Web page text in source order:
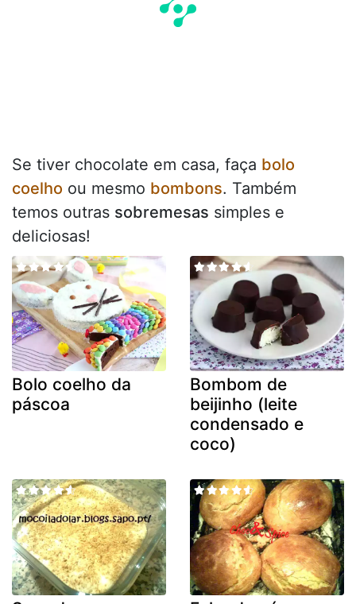
Se tiver chocolate em casa, faça bolo
coelho ou mesmo bombons. Também
temos outras sobremesas simples e
deliciosas!
Bolo coelho da
páscoa
Bombom de
beijinho (leite
condensado e
coco)